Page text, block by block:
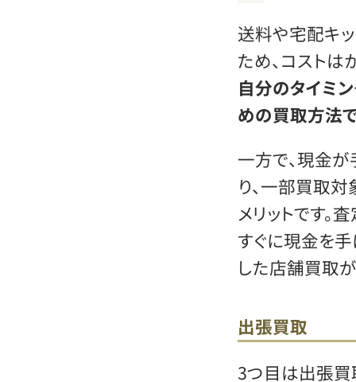
送料や宅配キ
ため、コストは
自分のタイミ
めの買取方法で
一方で、現金
り、一部買取
メリットです。
すぐに現金を
した店舗買取
出張買取
3つ目は出張買